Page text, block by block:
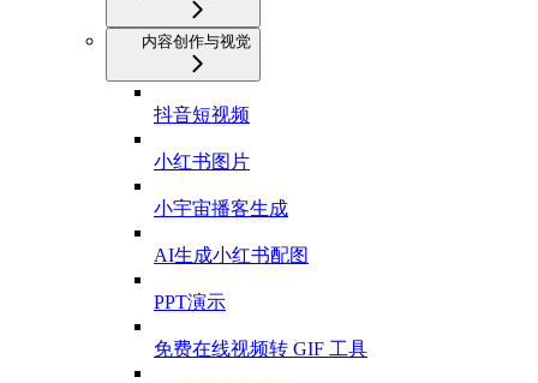
内容创作与视觉
抖音短视频
小红书图片
小宇宙播客生成
AI生成小红书配图
PPT演示
免费在线视频转 GIF 工具